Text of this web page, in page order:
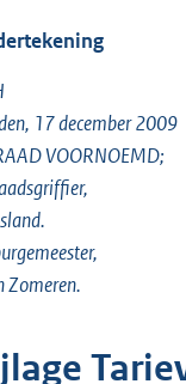
17 december 2009
VOORNOEMD;
Zomeren.